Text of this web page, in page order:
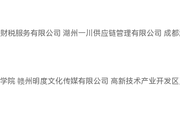
财税服务有限公司 湖州一川供应链管理有限公司 成
学院 赣州明度文化传媒有限公司 高新技术产业开发